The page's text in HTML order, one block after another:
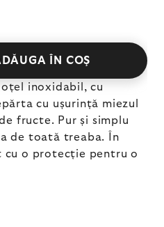
ÎN COŞ
inoxidabil, cu
cu ușurință miezul
fructe. Pur și simplu
de toată treaba. În
cu o protecție pentru o